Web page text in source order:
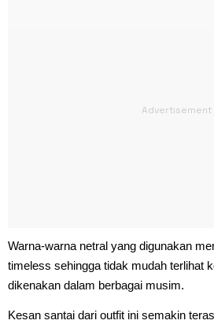
Warna-warna netral yang digunakan
timeless sehingga tidak mudah terlihat
dikenakan dalam berbagai musim.
Kesan santai dari outfit ini semakin